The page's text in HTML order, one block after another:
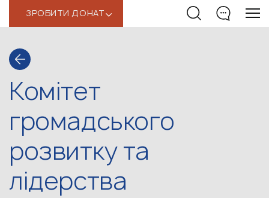
ЗРОБИТИ ДОНАТ‹
Комітет
громадського
розвитку та
лідерства